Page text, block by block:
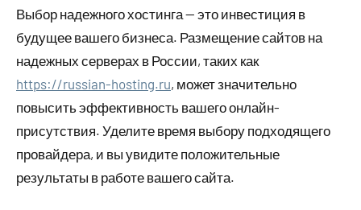
Выбор надежного хостинга — это инвестиция в
будущее вашего бизнеса. Размещение сайтов на
надежных серверах в России, таких как
https://russian-hosting.ru, может значительно
повысить эффективность вашего онлайн-
присутствия. Уделите время выбору подходящего
провайдера, и вы увидите положительные
результаты в работе вашего сайта.